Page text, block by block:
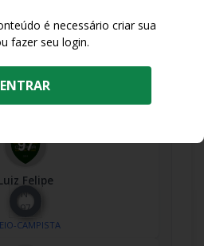
30
CAMPISTA
Felipe
Nº
97
CAMPISTA
é necessário criar sua
fazer seu login.
ENTRAR